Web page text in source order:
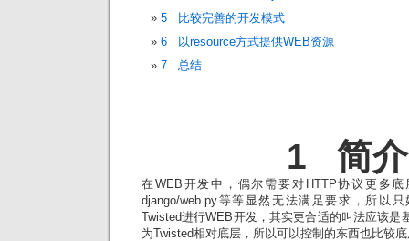
5 比较完善的开发模式
6 以resource方式提供WEB资源
7 总结
1 简介
在WEB开发中，偶尔需要对HTTP协议更多
django/web.py等等显然无法满足要求，所以
Twisted进行WEB开发，其实更合适的叫法应该是
为Twisted相对底层，所以可以控制的东西也比较